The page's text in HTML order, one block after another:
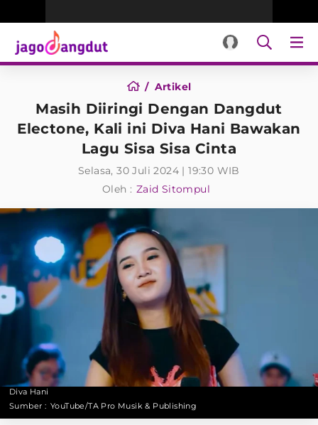
Artikel
Masih Diiringi Dengan Dangdut
Electone, Kali ini Diva Hani Bawakan
Lagu Sisa Sisa Cinta
Selasa, 30 Juli 2024 | 19:30 WIB
Oleh : Zaid Sitompul
Diva Hani
Sumber : YouTube/TA Pro Musik & Publishing